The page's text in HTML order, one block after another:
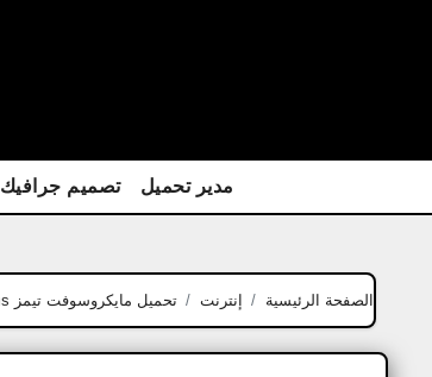
مدير تحميل تصميم جرافيك
الصفحة الرئيسية إنترنت تحميل مايكروسوفت تيمز Microsoft Teams للأندرويد والأيفون مجانا 2025